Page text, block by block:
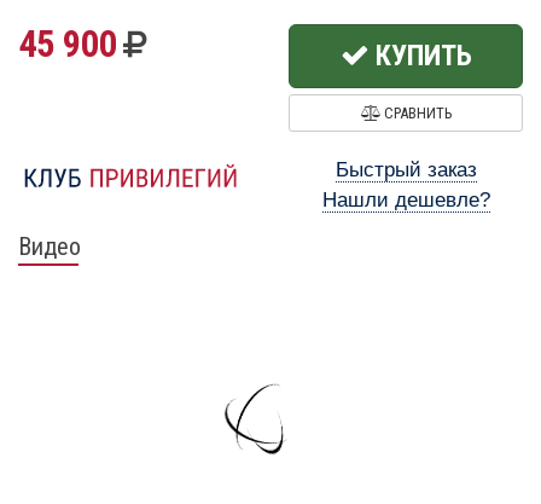
45 900 КУПИТЬ
СРАВНИТЬ
Быстрый заказ
Нашли дешевле?
Видео